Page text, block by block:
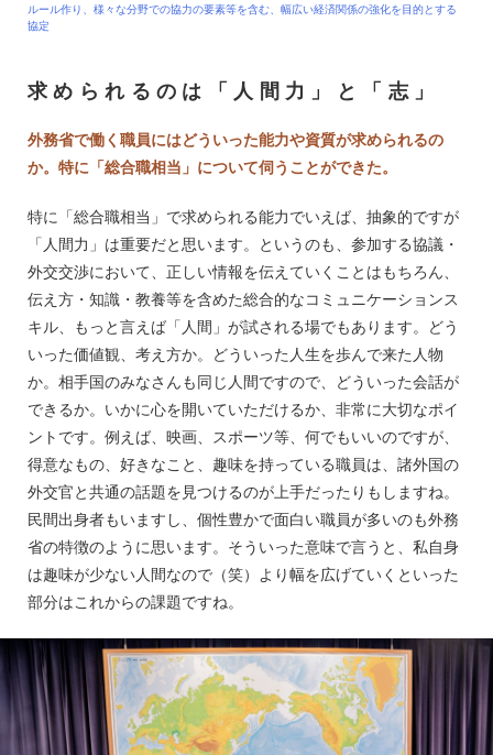
ルール作り、様々な分野での協力の要素等を含む、幅広い経済関係の強化を目的とする
協定
求められるのは「人間力」と「志」
外務省で働く職員にはどういった能力や資質が求められるの
か。特に「総合職相当」について伺うことができた。
特に「総合職相当」で求められる能力でいえば、抽象的ですが
「人間力」は重要だと思います。というのも、参加する協議・
外交交渉において、正しい情報を伝えていくことはもちろん、
伝え方・知識・教養等を含めた総合的なコミュニケーションス
キル、もっと言えば「人間」が試される場でもあります。どう
いった価値観、考え方か。どういった人生を歩んで来た人物
か。相手国のみなさんも同じ人間ですので、どういった会話が
できるか。いかに心を開いていただけるか、非常に大切なポイ
ントです。例えば、映画、スポーツ等、何でもいいのですが、
得意なもの、好きなこと、趣味を持っている職員は、諸外国の
外交官と共通の話題を見つけるのが上手だったりもしますね。
民間出身者もいますし、個性豊かで面白い職員が多いのも外務
省の特徴のように思います。そういった意味で言うと、私自身
は趣味が少ない人間なので（笑）より幅を広げていくといった
部分はこれからの課題ですね。